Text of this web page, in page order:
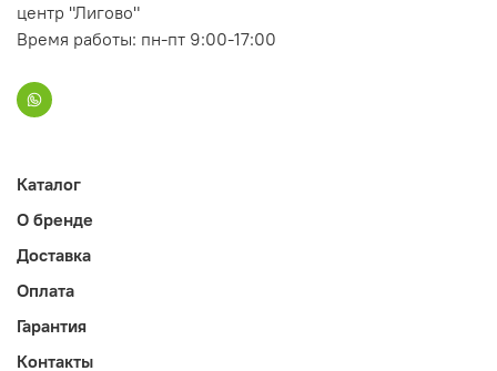
центр "Лигово"
Время работы: пн-пт 9:00-17:00
Каталог
О бренде
Доставка
Оплата
Гарантия
Контакты